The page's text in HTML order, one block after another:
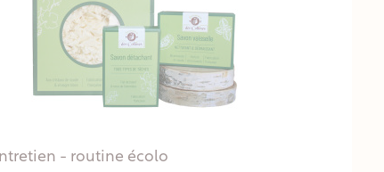
- routine écolo